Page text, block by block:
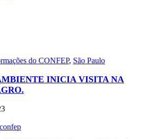
do CONFEP, São Paulo
INICIA VISITA NA
confep